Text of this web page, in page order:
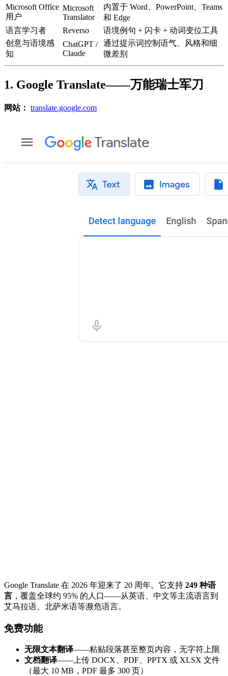
Microsoft Office
用户
Microsoft
Translator
内置于 Word、PowerPoint、Teams
和 Edge
语言学习者
Reverso
语境例句 + 闪卡 + 动词变位工具
创意与语境感
知
ChatGPT /
Claude
通过提示词控制语气、风格和细
微差别
1. Google Translate——万能瑞士军刀
网站： translate.google.com
Google Translate 在 2026 年迎来了 20 周年。它支持 249 种语
言 ，覆盖全球约 95% 的人口——从英语、中文等主流语言到
艾马拉语、北萨米语等濒危语言。
免费功能
无限文本翻译——粘贴段落甚至整页内容，无字符上限
文档翻译——上传 DOCX、PDF、PPTX 或 XLSX 文件
（最大 10 MB，PDF 最多 300 页）